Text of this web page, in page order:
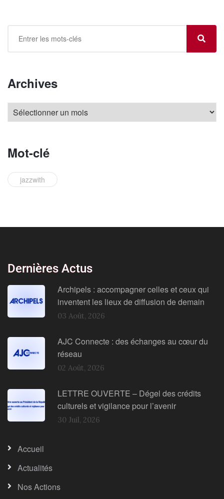
Archives
Mot-clé
jazzwith
Dernières Actus
Archipels : accompagner celles et ceux qui
inventent les lieux de diffusion de demain
03 Août, 2026
AJC Connecte : des échanges au cœur du
réseau
02 Août, 2026
LETTRE OUVERTE – Dégel des crédits
culturels et vigilance pour l’avenir
30 Juil, 2026
Accueil
Actualités
Nos Actions